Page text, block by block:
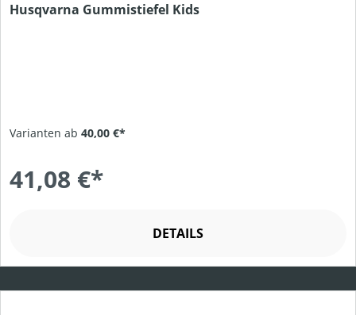
Husqvarna Gummistiefel Kids
Varianten ab 40,00 €*
41,08 €*
DETAILS